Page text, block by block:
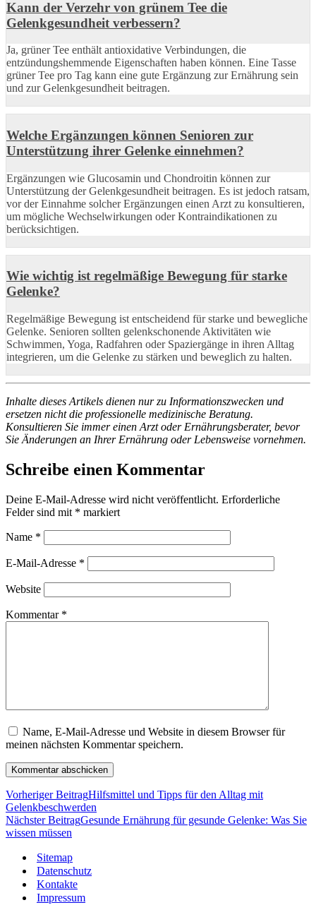
Kann der Verzehr von grünem Tee die
Gelenkgesundheit verbessern?
Ja, grüner Tee enthält antioxidative Verbindungen, die
entzündungshemmende Eigenschaften haben können. Eine Tasse
grüner Tee pro Tag kann eine gute Ergänzung zur Ernährung sein
und zur Gelenkgesundheit beitragen.
Welche Ergänzungen können Senioren zur
Unterstützung ihrer Gelenke einnehmen?
Ergänzungen wie Glucosamin und Chondroitin können zur
Unterstützung der Gelenkgesundheit beitragen. Es ist jedoch ratsam,
vor der Einnahme solcher Ergänzungen einen Arzt zu konsultieren,
um mögliche Wechselwirkungen oder Kontraindikationen zu
berücksichtigen.
Wie wichtig ist regelmäßige Bewegung für starke
Gelenke?
Regelmäßige Bewegung ist entscheidend für starke und bewegliche
Gelenke. Senioren sollten gelenkschonende Aktivitäten wie
Schwimmen, Yoga, Radfahren oder Spaziergänge in ihren Alltag
integrieren, um die Gelenke zu stärken und beweglich zu halten.
Inhalte dieses Artikels dienen nur zu Informationszwecken und
ersetzen nicht die professionelle medizinische Beratung.
Konsultieren Sie immer einen Arzt oder Ernährungsberater, bevor
Sie Änderungen an Ihrer Ernährung oder Lebensweise vornehmen.
Schreibe einen Kommentar
Deine E-Mail-Adresse wird nicht veröffentlicht. Erforderliche
Felder sind mit * markiert
Name *
E-Mail-Adresse *
Website
Kommentar *
Name, E-Mail-Adresse und Website in diesem Browser für
meinen nächsten Kommentar speichern.
Vorheriger BeitragHilfsmittel und Tipps für den Alltag mit
Gelenkbeschwerden
Nächster BeitragGesunde Ernährung für gesunde Gelenke: Was Sie
wissen müssen
Sitemap
Datenschutz
Kontakte
Impressum